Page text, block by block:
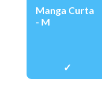
Manga Curta
- M